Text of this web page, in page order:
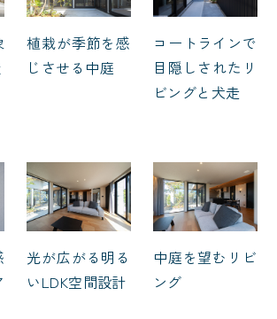
植栽が季節を感
じさせる中庭
コートラインで
目隠しされたリ
ビングと犬走
光が広がる明る
いLDK空間設計
中庭を望むリビ
ング